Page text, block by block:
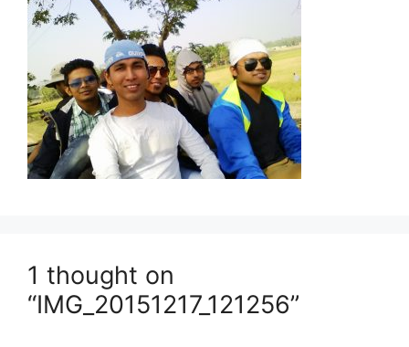
1 thought on
“IMG_20151217_121256”